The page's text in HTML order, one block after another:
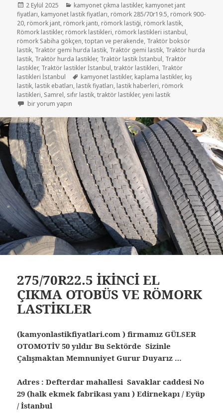
Yayın
tarihi
2 Eylül 2025 Kategoriler
kamyonet çıkma lastikler, kamyonet jant
fiyatları, kamyonet lastik fiyatları, römork 285/70r19.5, römork 900-
20, römork jant, römork jantı, römork lastiği, römork lastik,
Römork lastikler, römork lastikleri, römork lastikleri istanbul,
römork Sabiha gökçen,toptan ve perakende, Traktör boksör
lastik, Traktör gemi hurda lastik, Traktör gemi lastik, Traktör hurda
lastik, Traktör hurda lastikler, Traktör lastik İstanbul, Traktör
lastikler, Traktör lastikler İstanbul,traktör lastikleri, Traktör
lastikleri İstanbul
Etiketler
kamyonet lastikler, kaplama lastikler, kış
lastik, lastik ebatları, lastik fiyatları, lastik haberleri, römork
lastikleri, Samrel, sıfır lastik,traktör lastikler,yeni lastik
KAMYONET LASTİKLER 7-50-16 VE 12 KAT için
bir yorum yapın
275/70R22.5 İKİNCİ EL
ÇIKMA OTOBÜS VE RÖMORK
LASTİKLER
(kamyonlastikfiyatlari.com ) firmamız GÜLSER
OTOMOTİV 50 yıldır Bu Sektörde Sizinle
Çalışmaktan Memnuniyet Gurur Duyarız …
Adres : Defterdar mahallesi Savaklar caddesi No
29 (halk ekmek fabrikası yanı ) Edirnekapı / Eyüp
/ İstanbul